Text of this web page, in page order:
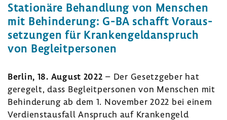
Statio­näre Behand­lung von Menschen
mit Behin­de­rung: G-BA schafft Voraus­
set­zungen für Kran­ken­geld­an­spruch
von Begleit­per­sonen
Berlin, 18. August 2022 – Der Gesetz­geber hat
gere­gelt, dass Begleit­per­sonen von Menschen mit
Behin­de­rung ab dem 1. November 2022 bei einem
Verdienst­aus­fall Anspruch auf Kran­ken­geld